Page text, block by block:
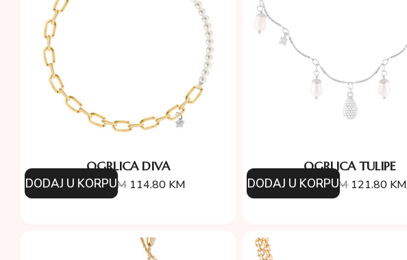
OGRLICA DIVA
164.00KM 114.80 KM
DODAJ U KORPU
OGRLICA TULIPE
174.00KM 121.80 KM
DODAJ U KORPU